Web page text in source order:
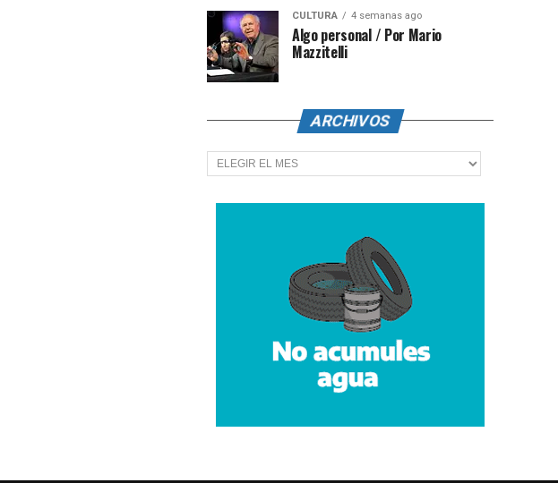
CULTURA 4 semanas ago
Algo personal / Por Mario
Mazzitelli
ARCHIVOS
Archivos